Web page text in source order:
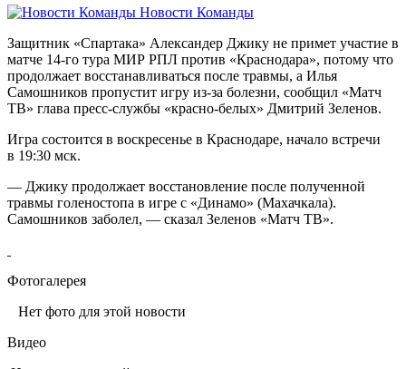
Новости Команды
Защитник «Спартака» Александер Джику не примет участие в
матче 14‑го тура МИР РПЛ против «Краснодара», потому что
продолжает восстанавливаться после травмы, а Илья
Самошников пропустит игру из‑за болезни, сообщил «Матч
ТВ» глава пресс‑службы «красно‑белых» Дмитрий Зеленов.
Игра состоится в воскресенье в Краснодаре, начало встречи
в 19:30 мск.
— Джику продолжает восстановление после полученной
травмы голеностопа в игре с «Динамо» (Махачкала).
Самошников заболел, — сказал Зеленов «Матч ТВ».
Фотогалерея
Нет фото для этой новости
Видео